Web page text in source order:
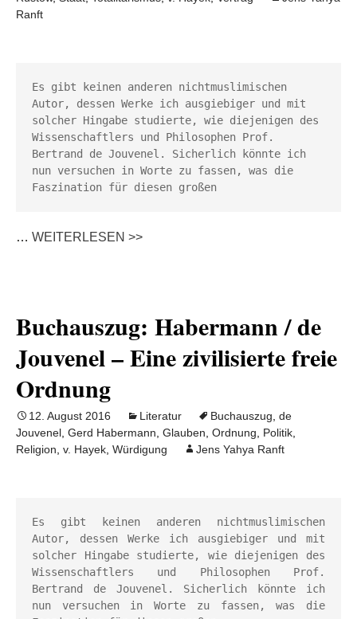
Ranft
Es gibt keinen anderen nichtmuslimischen
Autor, dessen Werke ich ausgiebiger und mit
solcher Hingabe studierte, wie diejenigen des
Wissenschaftlers und Philosophen Prof.
Bertrand de Jouvenel. Sicherlich könnte ich
nun versuchen in Worte zu fassen, was die
Faszination für diesen großen
… WEITERLESEN >>
Buchauszug: Habermann / de
Jouvenel – Eine zivilisierte freie
Ordnung
12. August 2016 Literatur Buchauszug de
Jouvenel Gerd Habermann Glauben Ordnung Politik
Religion v. Hayek Würdigung Jens Yahya Ranft
Es gibt keinen anderen nichtmuslimischen
Autor, dessen Werke ich ausgiebiger und mit
solcher Hingabe studierte, wie diejenigen des
Wissenschaftlers und Philosophen Prof.
Bertrand de Jouvenel. Sicherlich könnte ich
nun versuchen in Worte zu fassen, was die